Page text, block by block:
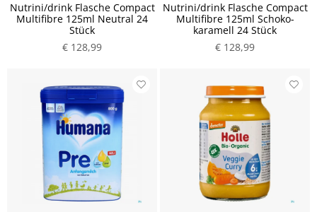
Nutrini/drink Flasche Compact
Multifibre 125ml Neutral 24
Stück
€ 128,99
Nutrini/drink Flasche Compact
Multifibre 125ml Schoko-
karamell 24 Stück
€ 128,99